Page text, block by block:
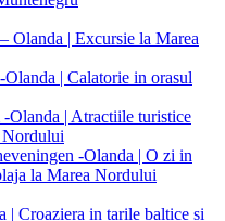
Olanda | Excursie la Marea
| Calatorie in orasul
-Olanda | Atractiile turistice
Nordului
-Olanda | O zi in
la Marea Nordului
| Croaziera in tarile baltice si